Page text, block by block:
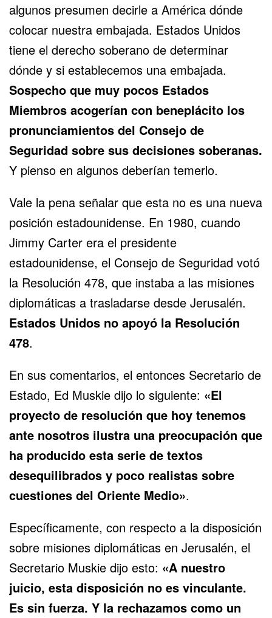
algunos presumen decirle a América dónde
colocar nuestra embajada. Estados Unidos
tiene el derecho soberano de determinar
dónde y si establecemos una embajada.
Sospecho que muy pocos Estados
Miembros acogerían con beneplácito los
pronunciamientos del Consejo de
Seguridad sobre sus decisiones soberanas.
Y pienso en algunos deberían temerlo.
Vale la pena señalar que esta no es una nueva
posición estadounidense. En 1980, cuando
Jimmy Carter era el presidente
estadounidense, el Consejo de Seguridad votó
la Resolución 478, que instaba a las misiones
diplomáticas a trasladarse desde Jerusalén.
Estados Unidos no apoyó la Resolución
478.
En sus comentarios, el entonces Secretario de
Estado, Ed Muskie dijo lo siguiente: «El
proyecto de resolución que hoy tenemos
ante nosotros ilustra una preocupación que
ha producido esta serie de textos
desequilibrados y poco realistas sobre
cuestiones del Oriente Medio».
Específicamente, con respecto a la disposición
sobre misiones diplomáticas en Jerusalén, el
Secretario Muskie dijo esto: «A nuestro
juicio, esta disposición no es vinculante.
Es sin fuerza. Y la rechazamos como un